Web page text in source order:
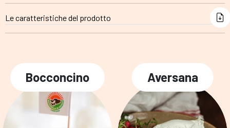
Le caratteristiche del prodotto
Bocconcino Aversana